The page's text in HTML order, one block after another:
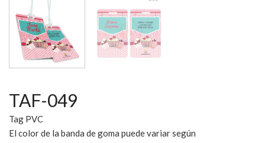
TAF-049
Tag PVC
El color de la banda de goma puede variar según